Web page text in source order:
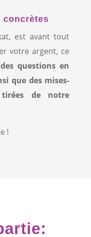
concrètes
est avant tout
votre argent, ce
des questions en
que des mises-
tirées de notre
!